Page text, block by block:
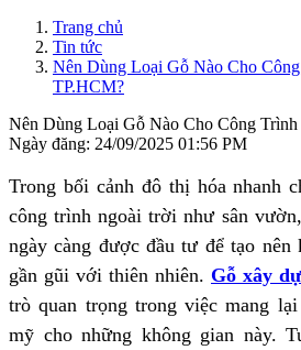
Trang chủ
Tin tức
Nên Dùng Loại Gỗ Nào Cho
TP.HCM?
Nên Dùng Loại Gỗ Nào Cho Công
Ngày đăng: 24/09/2025 01:56 PM
Trong bối cảnh đô thị hóa nhanh
công trình ngoài trời như sân
ngày càng được đầu tư để tạo nên
gần gũi với thiên nhiên. Gỗ xây
trò quan trọng trong việc mang
mỹ cho những không gian này.